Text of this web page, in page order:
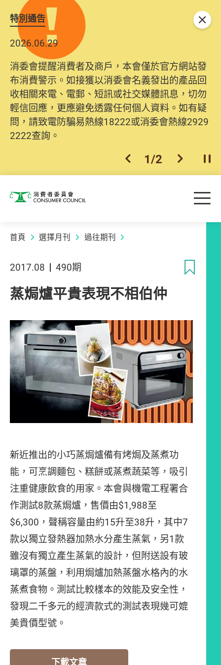
特別通告
2026.06.29
消委會提醒消費者及商戶，本會僅於官方網站發
布消費警示。如接獲以消委會名義發出的產品回
收相關來電、電郵、短訊或社交媒體訊息，切勿
輕信回應，更應避免透露任何個人資料。如有疑
問，請致電防騙易熱線18222或消委會熱線2929
2222查詢。
上一個
1/2 下一個開
關閉
消費者委員會 目
首頁 選擇月刊 過往期刊
2017.08 490期
蒸焗爐平貴表現不相伯仲
新近推出的小巧蒸焗爐備有烤焗及蒸煮功
能，可烹調麵包、糕餅或蒸煮蔬菜等，吸引
注重健康飲食的用家。本會與機電工程署合
作測試8款蒸焗爐，售價由$1,988至
$6,300，聲稱容量由約15升至38升，其中7
款以獨立發熱器加熱水分產生蒸氣，另1款
雖沒有獨立產生蒸氣的設計，但附送設有玻
璃罩的蒸盤，利用焗爐加熱蒸盤水格內的水
蒸煮食物。測試比較樣本的效能及安全性，
發現二千多元的經濟款式的測試表現幾可媲
美貴價型號。
下載文章